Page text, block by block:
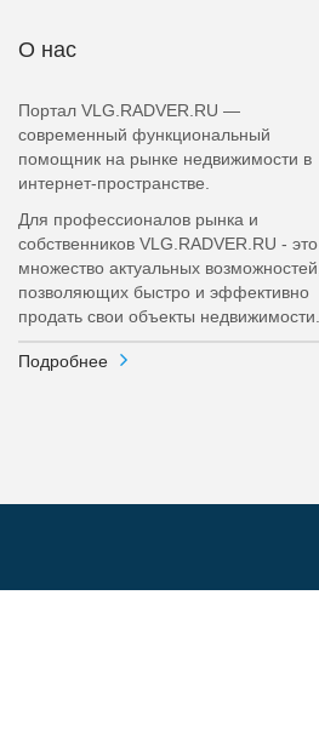
О нас
Портал VLG.RADVER.RU —
современный функциональный
помощник на рынке недвижимости в
интернет-пространстве.
Для профессионалов рынка и
собственников VLG.RADVER.RU - это
множество актуальных возможностей,
позволяющих быстро и эффективно
продать свои объекты недвижимости.
Подробнее